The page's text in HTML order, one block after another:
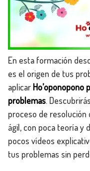
En esta formación
es el origen de tus
aplicar Ho’oponopono
problemas.
proceso de resolución
ágil, con poca teoría y
pocos vídeos
tus problemas sin